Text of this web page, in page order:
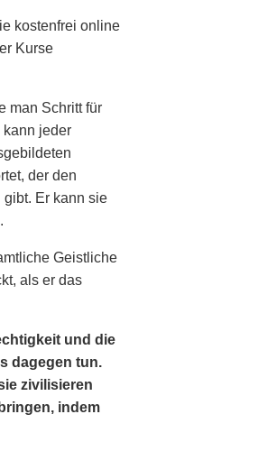
kostenfrei online
Kurse
man Schritt für
kann jeder
der den
Er kann sie
Geistliche
als er das
und die
dagegen tun.
zivilisieren
indem